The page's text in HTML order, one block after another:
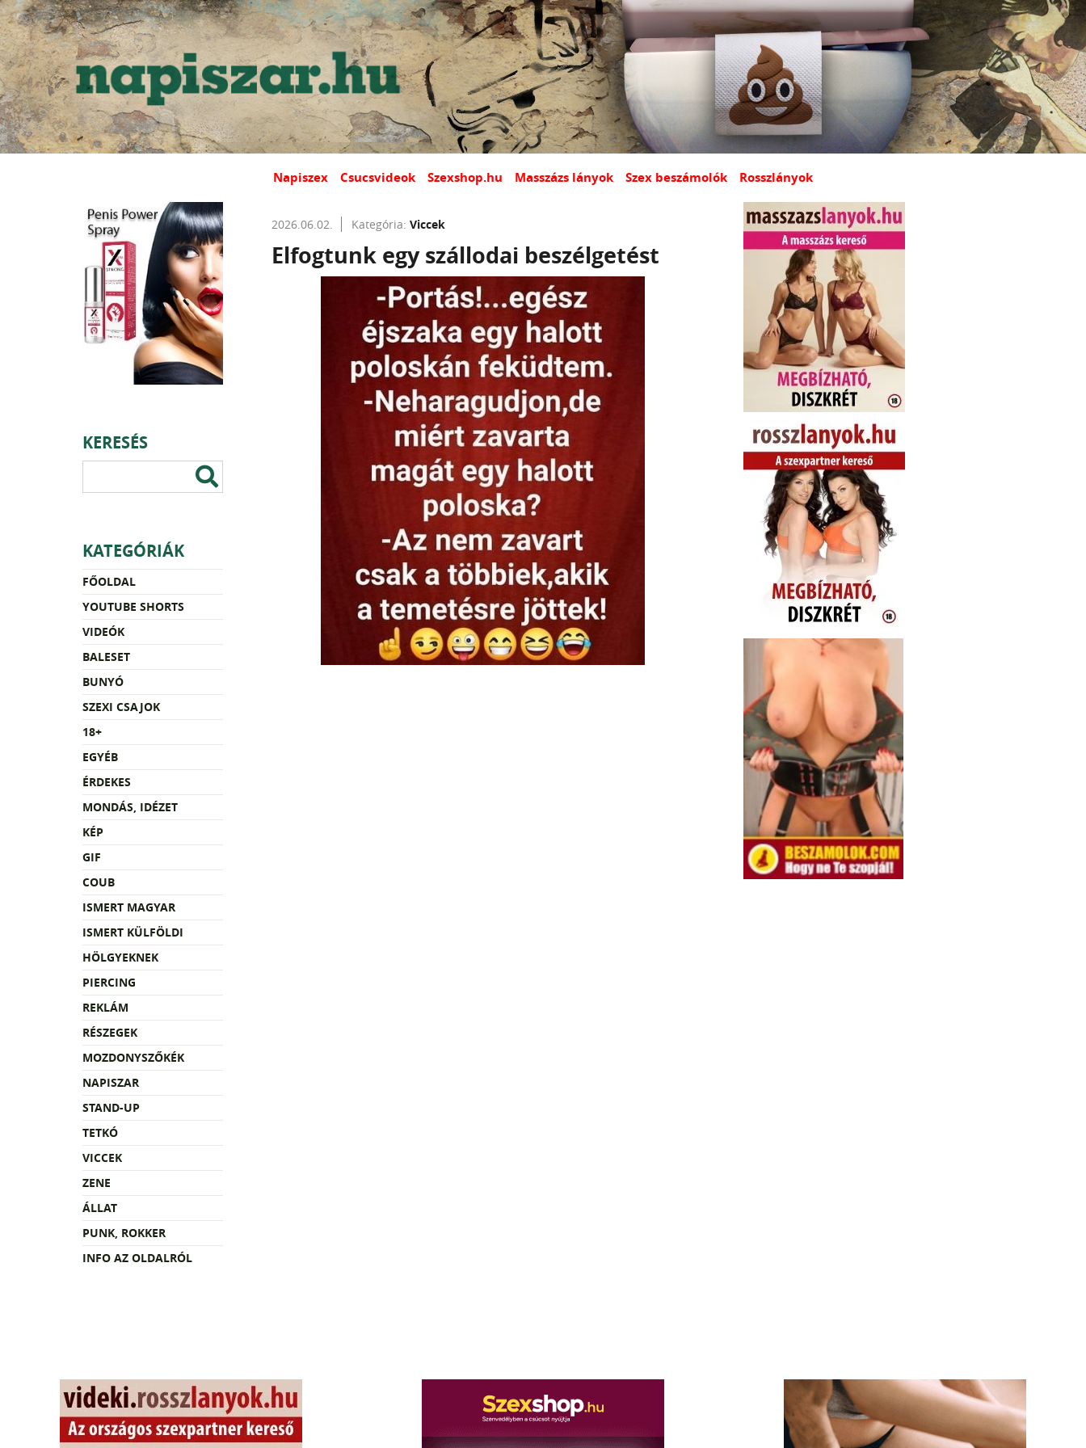
Napiszex Csucsvideok Szexshop.hu Masszázs lányok Szex beszámolók Rosszlányok
KERESÉS
KATEGÓRIÁK
FŐOLDAL
YOUTUBE SHORTS
VIDEÓK
BALESET
BUNYÓ
SZEXI CSAJOK
18+
EGYÉB
ÉRDEKES
MONDÁS, IDÉZET
KÉP
GIF
COUB
ISMERT MAGYAR
ISMERT KÜLFÖLDI
HÖLGYEKNEK
PIERCING
REKLÁM
RÉSZEGEK
MOZDONYSZŐKÉK
NAPISZAR
STAND-UP
TETKÓ
VICCEK
ZENE
ÁLLAT
PUNK, ROKKER
INFO AZ OLDALRÓL
2026.06.02. Kategória: Viccek
Elfogtunk egy szállodai beszélgetést